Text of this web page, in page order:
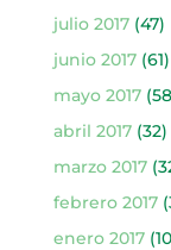
julio 2017(47)
junio 2017(61)
mayo 2017
abril 2017(32)
marzo 2017
febrero 2017
enero 2017